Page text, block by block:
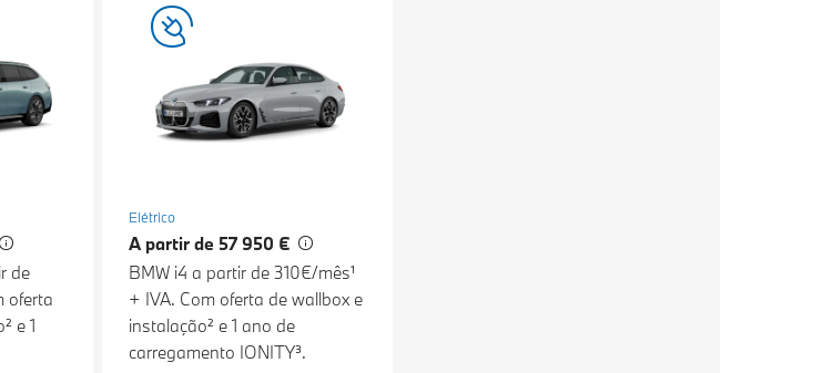
de
oferta
e 1
Elétrico
A partir de 57 950 €
BMW i4 a partir de 310€/mês¹
+ IVA. Com oferta de wallbox e
instalação² e 1 ano de
carregamento IONITY³.